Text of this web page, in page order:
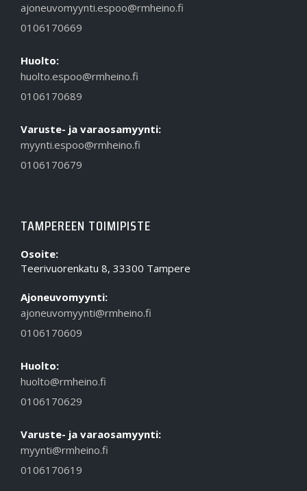
ajoneuvomyynti.espoo@rmheino.fi
0106170669
Huolto:
huolto.espoo@rmheino.fi
0106170689
Varuste- ja varaosamyynti:
myynti.espoo@rmheino.fi
0106170679
TAMPEREEN TOIMIPISTE
Osoite:
Teerivuorenkatu 8, 33300 Tampere
Ajoneuvomyynti:
ajoneuvomyynti@rmheino.fi
0106170609
Huolto:
huolto@rmheino.fi
0106170629
Varuste- ja varaosamyynti:
myynti@rmheino.fi
0106170619